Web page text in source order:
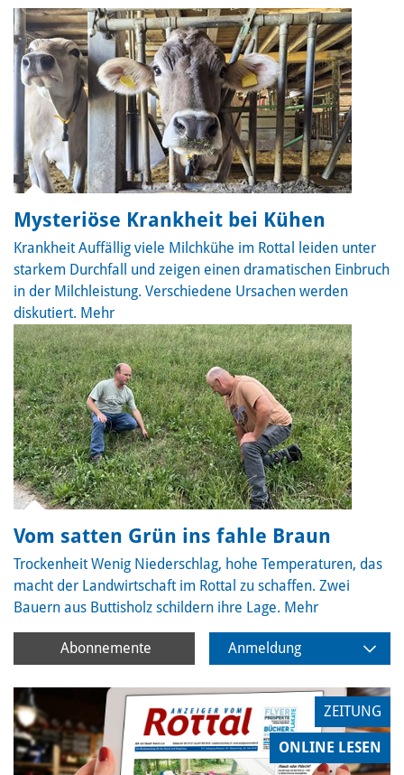
Mysteriöse Krankheit bei Kühen
KrankheitAuffällig viele Milchkühe im Rottal leiden unter
starkem Durchfall und zeigen einen dramatischen Einbruch
in der Milchleistung. Verschiedene Ursachen werden
diskutiert. Mehr
Vom satten Grün ins fahle Braun
TrockenheitWenig Niederschlag, hohe Temperaturen, das
macht der Landwirtschaft im Rottal zu schaffen. Zwei
Bauern aus Buttisholz schildern ihre Lage. Mehr
Abonnemente Anmeldung
ZEITUNG
ONLINE LESEN